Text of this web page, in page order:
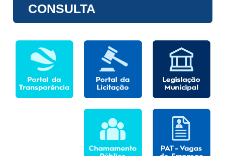
CONSULTA